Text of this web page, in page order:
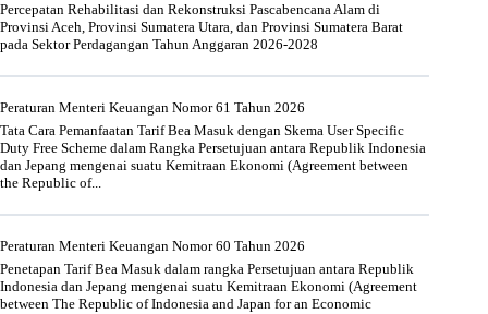
Percepatan Rehabilitasi dan Rekonstruksi Pascabencana Alam di
Provinsi Aceh, Provinsi Sumatera Utara, dan Provinsi Sumatera Barat
pada Sektor Perdagangan Tahun Anggaran 2026-2028
Peraturan Menteri Keuangan Nomor 61 Tahun 2026
Tata Cara Pemanfaatan Tarif Bea Masuk dengan Skema User Specific
Duty Free Scheme dalam Rangka Persetujuan antara Republik Indonesia
dan Jepang mengenai suatu Kemitraan Ekonomi (Agreement between
the Republic of...
Peraturan Menteri Keuangan Nomor 60 Tahun 2026
Penetapan Tarif Bea Masuk dalam rangka Persetujuan antara Republik
Indonesia dan Jepang mengenai suatu Kemitraan Ekonomi (Agreement
between The Republic of Indonesia and Japan for an Economic